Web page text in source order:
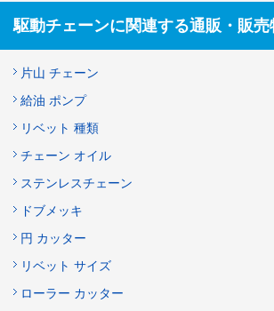
駆動チェーンに関連する通販・販売
片山 チェーン
給油 ポンプ
リベット 種類
チェーン オイル
ステンレスチェーン
ドブメッキ
円 カッター
リベット サイズ
ローラー カッター